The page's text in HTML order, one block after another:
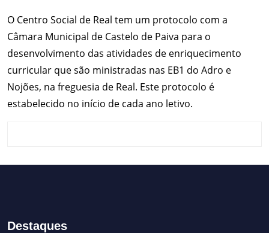
O Centro Social de Real tem um protocolo com a
Câmara Municipal de Castelo de Paiva para o
desenvolvimento das atividades de enriquecimento
curricular que são ministradas nas EB1 do Adro e
Nojões, na freguesia de Real. Este protocolo é
estabelecido no início de cada ano letivo.
Destaques